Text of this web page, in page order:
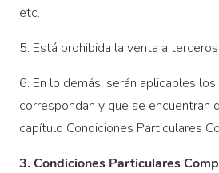
etc.
5. Está prohibida la venta a terceros.
6. En lo demás, serán aplicables
correspondan y que se encuentran
capítulo Condiciones Particulares
3. Condiciones Particulares